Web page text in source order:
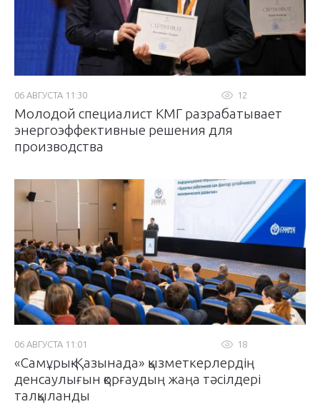
12
06 АВГУСТА 11:30
Молодой специалист КМГ разрабатывает
энергоэффективные решения для
производства
18
06 АВГУСТА 11:01
«Самұрық-Қазынада» қызметкерлердің
денсаулығын қорғаудың жаңа тәсілдері
талқыланды